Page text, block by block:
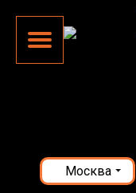
Москва